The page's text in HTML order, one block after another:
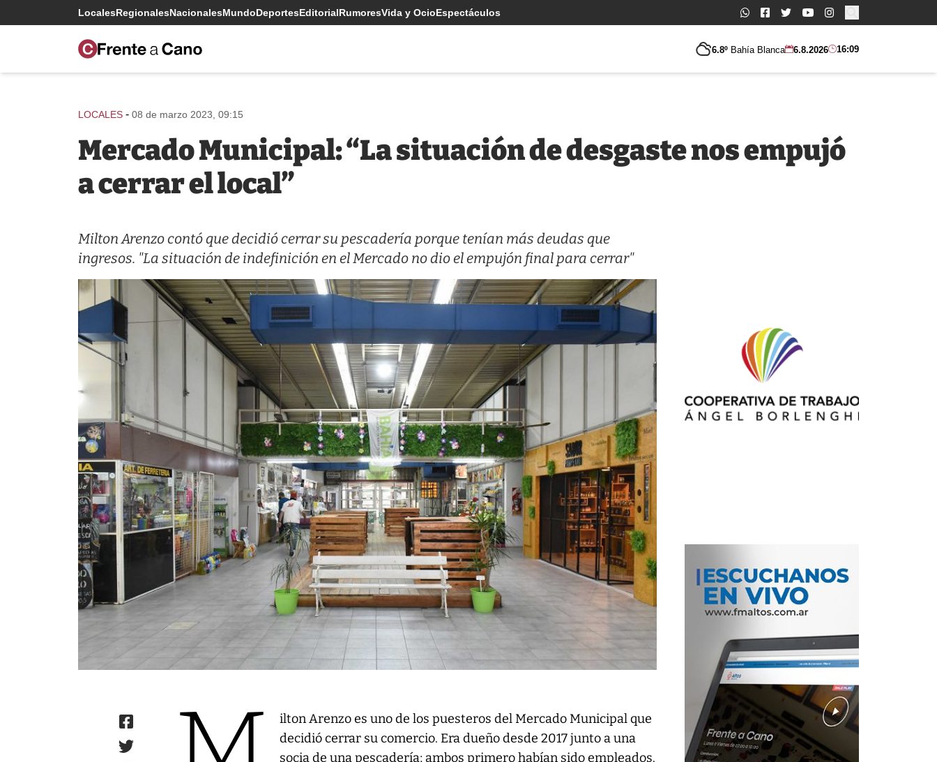
LocalesRegionalesNacionalesMundoDeportesEditorialRumoresVida y OcioEspectáculos Buscar:
6.8º Bahía Blanca 6.8.2026 16:09
LOCALES - 08 de marzo 2023, 09:15
Mercado Municipal: “La situación de desgaste nos empujó
a cerrar el local”
Milton Arenzo contó que decidió cerrar su pescadería porque tenían más deudas que
ingresos. "La situación de indefinición en el Mercado no dio el empujón final para cerrar"
ilton Arenzo es uno de los puesteros del Mercado Municipal que
decidió cerrar su comercio. Era dueño desde 2017 junto a una
socia de una pescadería; ambos primero habían sido empleados.